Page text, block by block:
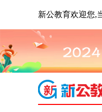
新公教育欢迎您,